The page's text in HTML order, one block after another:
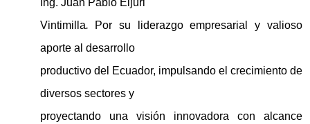
Ing. Juan Pablo Eljuri
Vintimilla.
Por su liderazgo empresarial y valioso
aporte al desarrollo
productivo del Ecuador, impulsando el crecimiento de
diversos sectores y
proyectando una visión innovadora con alcance